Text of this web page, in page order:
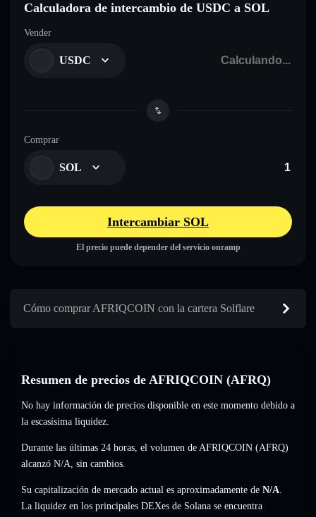
Calculadora de intercambio de USDC a SOL
Vender
USDC
Comprar
SOL
Intercambiar SOL
El precio puede depender del servicio onramp
Cómo comprar AFRIQCOIN con la cartera Solflare
Resumen de precios de AFRIQCOIN (AFRQ)
No hay información de precios disponible en este momento debido a
la escasísima liquidez.
Durante las últimas 24 horas, el volumen de AFRIQCOIN (AFRQ)
alcanzó N/A, sin cambios.
Su capitalización de mercado actual es aproximadamente de N/A.
La liquidez en los principales DEXes de Solana se encuentra